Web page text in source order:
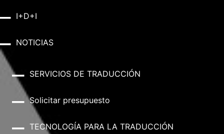
I+D+I
NOTICIAS
SERVICIOS DE TRADUCCIÓN
Solicitar presupuesto
TECNOLOGÍA PARA LA TRADUCCIÓN